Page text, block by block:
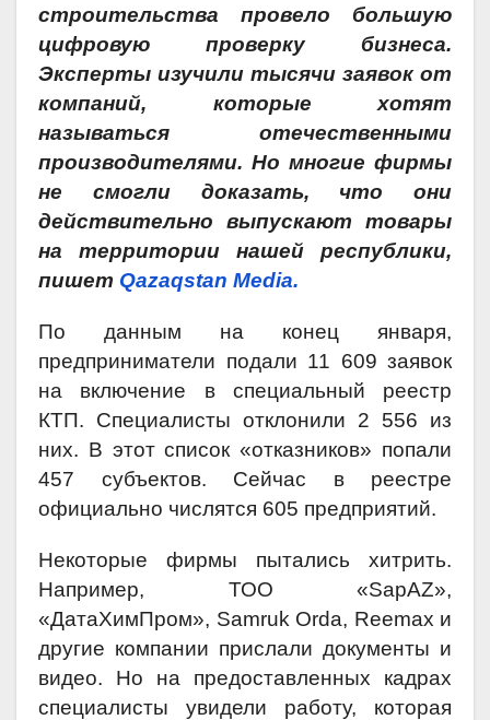
строительства провело большую
цифровую проверку бизнеса.
Эксперты изучили тысячи заявок от
компаний, которые хотят
называться отечественными
производителями. Но многие фирмы
не смогли доказать, что они
действительно выпускают товары
на территории нашей республики,
пишет Qazaqstan Media.
По данным на конец января,
предприниматели подали 11 609 заявок
на включение в специальный реестр
КТП. Специалисты отклонили 2 556 из
них. В этот список «отказников» попали
457 субъектов. Сейчас в реестре
официально числятся 605 предприятий.
Некоторые фирмы пытались хитрить.
Например, ТОО «SapAZ»,
«ДатаХимПром», Samruk Orda, Reemax и
другие компании прислали документы и
видео. Но на предоставленных кадрах
специалисты увидели работу, которая